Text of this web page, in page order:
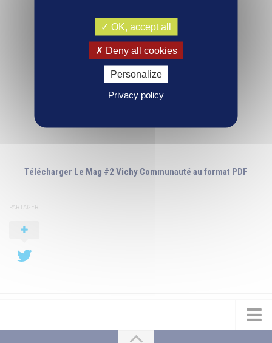
Télécharger Le Mag #2 Vichy Communauté au format PDF
PARTAGER
OK, accept all
Deny all cookies
Personalize
Privacy policy